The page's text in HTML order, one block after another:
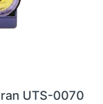
UTS-0070